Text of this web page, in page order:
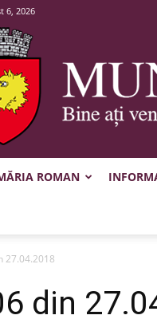
6, 2026
ROMAN
27.04.2018
din